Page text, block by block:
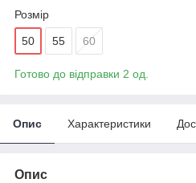
Розмір
50 55 60
Готово до відправки 2 од.
Опис Характеристики
Опис